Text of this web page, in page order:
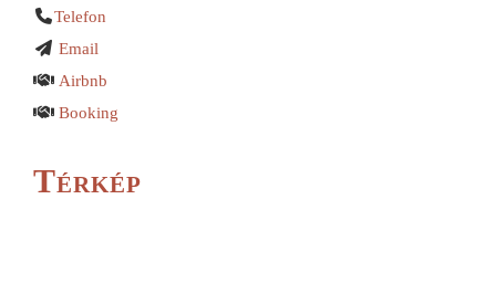
Telefon
Email
Airbnb
Booking
Térkép